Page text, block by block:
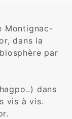
Montignac-
dans la
par
dans
vis à vis.